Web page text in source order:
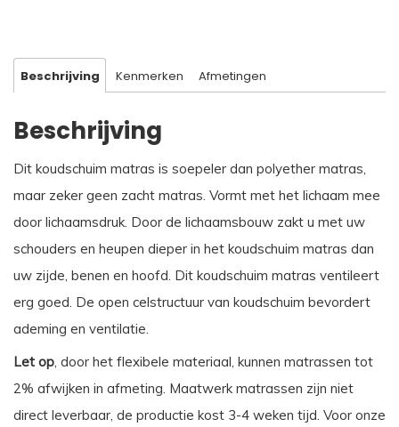
Beschrijving Kenmerken Afmetingen
Beschrijving
Dit koudschuim matras is soepeler dan polyether matras,
maar zeker geen zacht matras. Vormt met het lichaam mee
door lichaamsdruk. Door de lichaamsbouw zakt u met uw
schouders en heupen dieper in het koudschuim matras dan
uw zijde, benen en hoofd. Dit koudschuim matras ventileert
erg goed. De open celstructuur van koudschuim bevordert
ademing en ventilatie.
Let op, door het flexibele materiaal, kunnen matrassen tot
2% afwijken in afmeting. Maatwerk matrassen zijn niet
direct leverbaar, de productie kost 3-4 weken tijd. Voor onze